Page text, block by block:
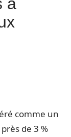
comme un
de 3 %